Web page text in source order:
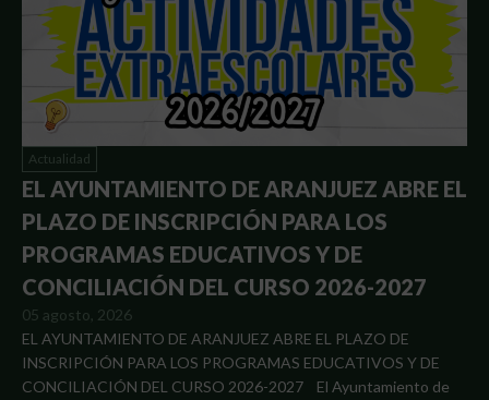
Actualidad
EL AYUNTAMIENTO DE ARANJUEZ ABRE EL
PLAZO DE INSCRIPCIÓN PARA LOS
PROGRAMAS EDUCATIVOS Y DE
CONCILIACIÓN DEL CURSO 2026-2027
05 agosto, 2026
EL AYUNTAMIENTO DE ARANJUEZ ABRE EL PLAZO DE
INSCRIPCIÓN PARA LOS PROGRAMAS EDUCATIVOS Y DE
CONCILIACIÓN DEL CURSO 2026-2027 El Ayuntamiento de